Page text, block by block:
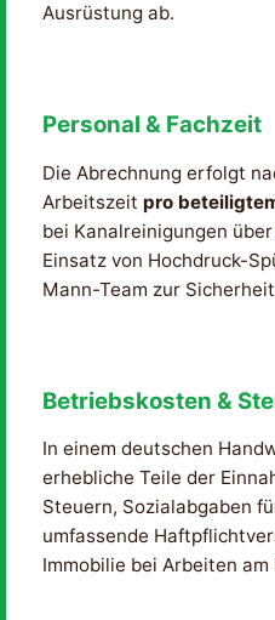
Ausrüstung ab.
Personal & Fachzeit
Die Abrechnung erfolgt
Arbeitszeit pro
bei Kanalreinigungen
Einsatz von Hochdruck-
Mann-Team zur
Betriebskosten &
In einem deutschen
erhebliche Teile der
Steuern, Sozialabgaben
umfassende
Immobilie bei Arbeiten